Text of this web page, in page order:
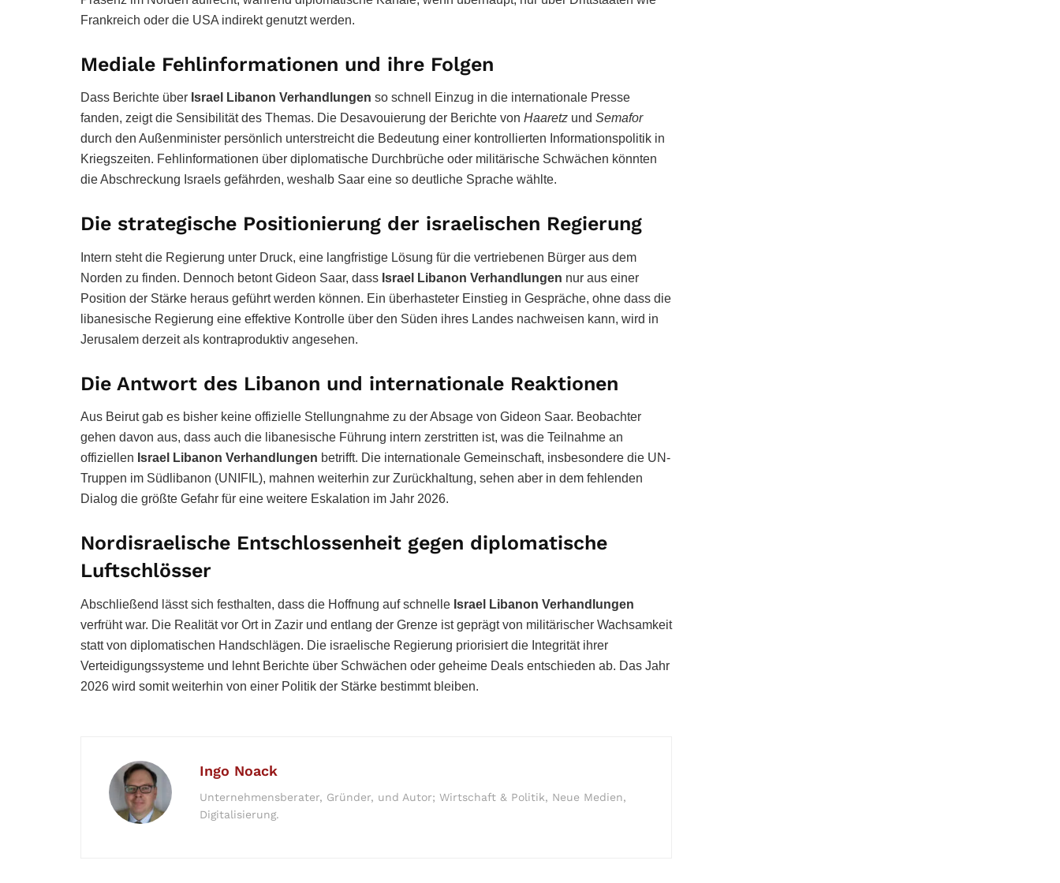
Frankreich oder die USA indirekt genutzt werden.
Mediale Fehlinformationen und ihre Folgen
Dass Berichte über Israel Libanon Verhandlungen so schnell Einzug in die internationale Presse
fanden, zeigt die Sensibilität des Themas. Die Desavouierung der Berichte von Haaretz und Semafor
durch den Außenminister persönlich unterstreicht die Bedeutung einer kontrollierten Informationspolitik in
Kriegszeiten. Fehlinformationen über diplomatische Durchbrüche oder militärische Schwächen könnten
die Abschreckung Israels gefährden, weshalb Saar eine so deutliche Sprache wählte.
Die strategische Positionierung der israelischen Regierung
Intern steht die Regierung unter Druck, eine langfristige Lösung für die vertriebenen Bürger aus dem
Norden zu finden. Dennoch betont Gideon Saar, dass Israel Libanon Verhandlungen nur aus einer
Position der Stärke heraus geführt werden können. Ein überhasteter Einstieg in Gespräche, ohne dass die
libanesische Regierung eine effektive Kontrolle über den Süden ihres Landes nachweisen kann, wird in
Jerusalem derzeit als kontraproduktiv angesehen.
Die Antwort des Libanon und internationale Reaktionen
Aus Beirut gab es bisher keine offizielle Stellungnahme zu der Absage von Gideon Saar. Beobachter
gehen davon aus, dass auch die libanesische Führung intern zerstritten ist, was die Teilnahme an
offiziellen Israel Libanon Verhandlungen betrifft. Die internationale Gemeinschaft, insbesondere die UN-
Truppen im Südlibanon (UNIFIL), mahnen weiterhin zur Zurückhaltung, sehen aber in dem fehlenden
Dialog die größte Gefahr für eine weitere Eskalation im Jahr 2026.
Nordisraelische Entschlossenheit gegen diplomatische
Luftschlösser
Abschließend lässt sich festhalten, dass die Hoffnung auf schnelle Israel Libanon Verhandlungen
verfrüht war. Die Realität vor Ort in Zazir und entlang der Grenze ist geprägt von militärischer Wachsamkeit
statt von diplomatischen Handschlägen. Die israelische Regierung priorisiert die Integrität ihrer
Verteidigungssysteme und lehnt Berichte über Schwächen oder geheime Deals entschieden ab. Das Jahr
2026 wird somit weiterhin von einer Politik der Stärke bestimmt bleiben.
Ingo Noack
Unternehmensberater, Gründer, und Autor; Wirtschaft & Politik, Neue Medien,
Digitalisierung.